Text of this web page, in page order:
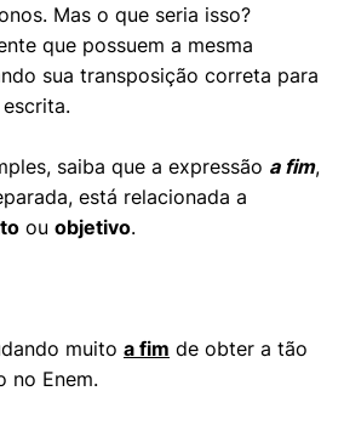
Mas o que seria isso?
que possuem a mesma
sua transposição correta para
saiba que a expressão a fim,
está relacionada a
ou objetivo.
muito a fim de obter a tão
no Enem.